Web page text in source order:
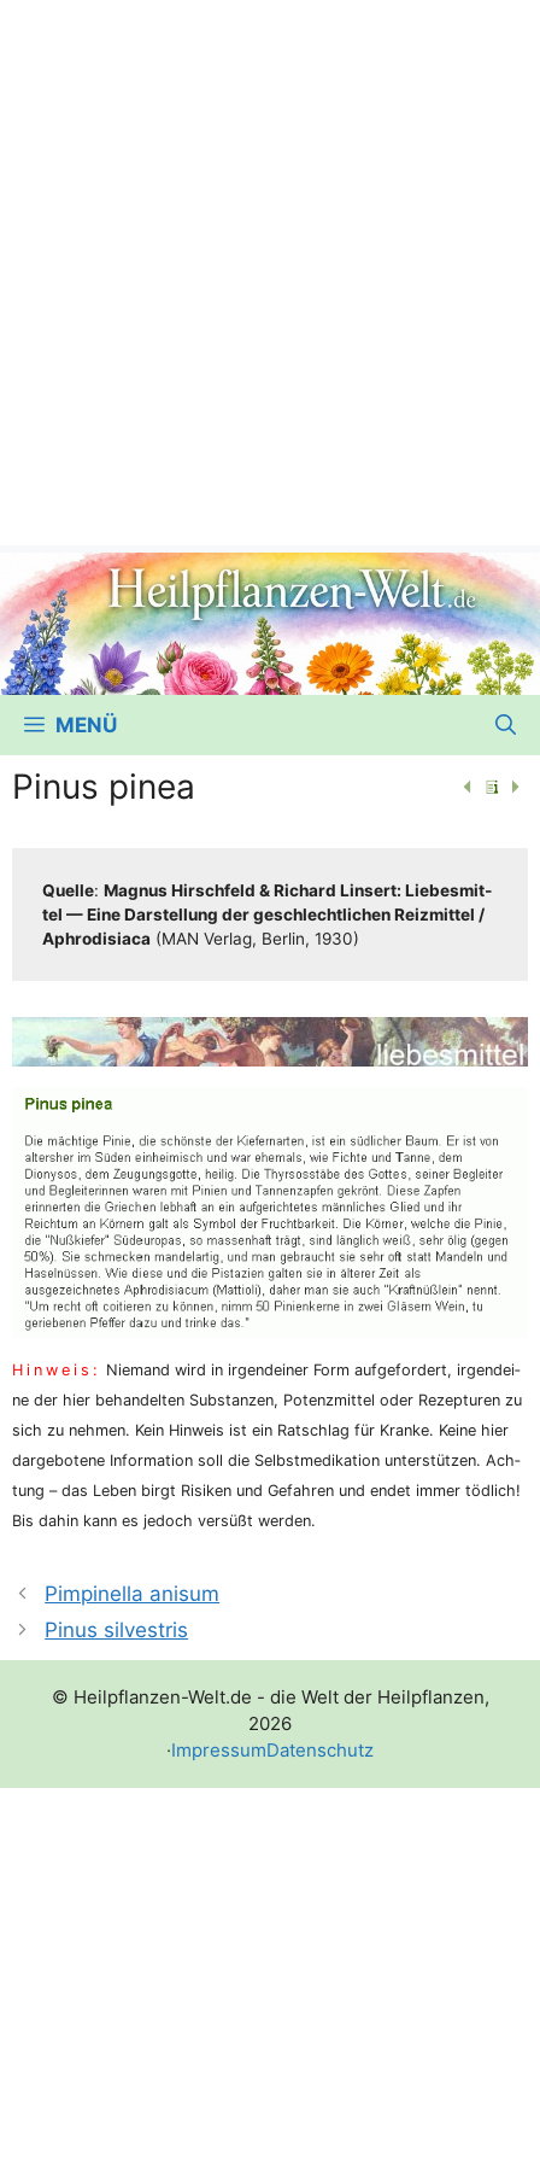
MENÜ
Pinus pinea
Quel­le: Magnus Hirsch­feld & Richard Lin­sert: Lie­bes­mit­
tel — Eine Dar­stel­lung der geschlecht­li­chen Reiz­mit­tel /​​
Aphro­di­sia­ca (MAN Ver­lag, Ber­lin, 1930)
Hin­weis: Nie­mand wird in irgend­ei­ner Form auf­ge­for­dert, irgend­ei­
ne der hier behan­del­ten Sub­stan­zen, Potenz­mit­tel oder Rezep­tu­ren zu
sich zu neh­men. Kein Hin­weis ist ein Rat­schlag für Kran­ke. Kei­ne hier
dar­ge­bo­te­ne Infor­ma­ti­on soll die Selbst­me­di­ka­ti­on unter­stüt­zen. Ach­
tung – das Leben birgt Risi­ken und Gefah­ren und endet immer töd­lich!
Bis dahin kann es jedoch ver­süßt werden.
Pimpinella anisum
Pinus silvestris
© Heilpflanzen-Welt.de - die Welt der Heilpflanzen,
2026
·ImpressumDatenschutz